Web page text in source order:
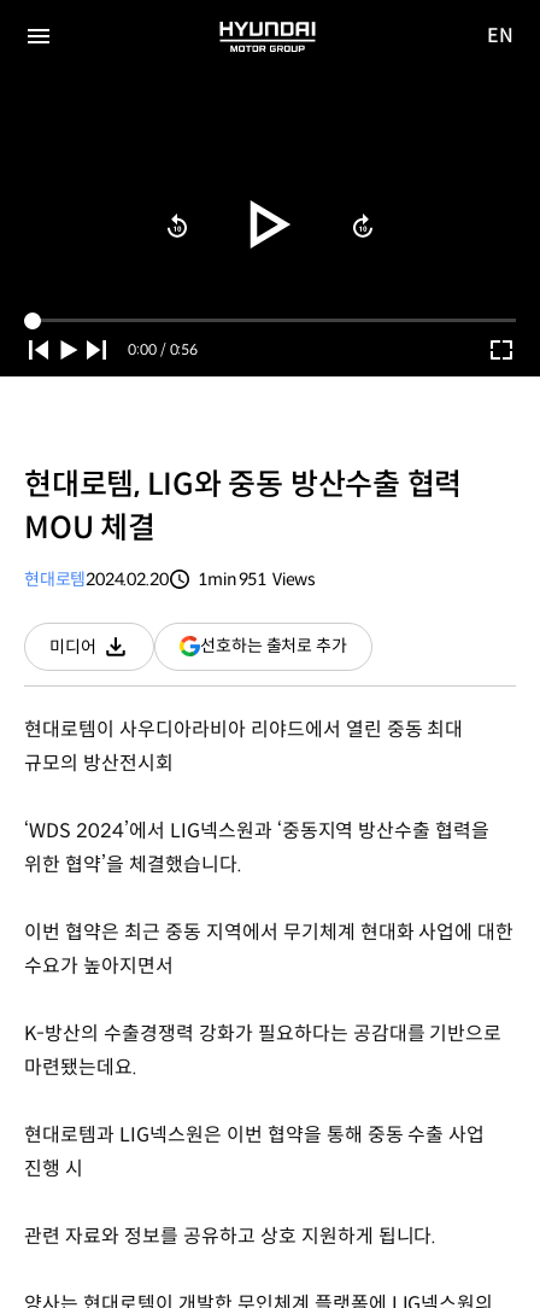
HYUNDAI
EN
Current
Time
0:00 / Duration
0:56
현대로템, LIG와 중동 방산수출 협력
MOU 체결
현대로템2024.02.20
1min951 Views
미디어
다운로드
선호하는 출처로 추가(새
창
현대로템이 사우디아라비아 리야드에서 열린 중동 최대
규모의 방산전시회
‘WDS 2024’에서 LIG넥스원과 ‘중동지역 방산수출 협력을
위한 협약’을 체결했습니다.
이번 협약은 최근 중동 지역에서 무기체계 현대화 사업에 대한
수요가 높아지면서
K-방산의 수출경쟁력 강화가 필요하다는 공감대를 기반으로
마련됐는데요.
현대로템과 LIG넥스원은 이번 협약을 통해 중동 수출 사업
진행 시
관련 자료와 정보를 공유하고 상호 지원하게 됩니다.